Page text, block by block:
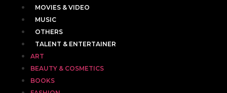
MOVIES & VIDEO
MUSIC
OTHERS
TALENT & ENTERTAINER
ART
BEAUTY & COSMETICS
BOOKS